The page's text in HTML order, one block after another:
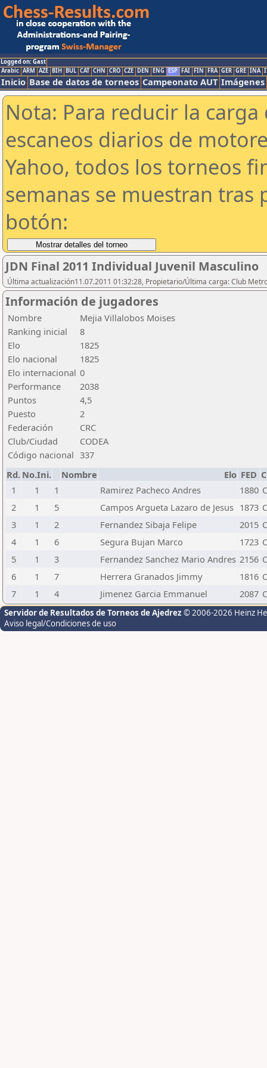
Logged on: Gast
Arabic ARM AZE BIH BUL CAT CHN CRO CZE DEN ENG ESP FAI FIN FRA GER GRE INA
Inicio Base de datos de torneos Campeonato AUT Imágenes
Nota: Para reducir la
escaneos diarios de
Yahoo, todos los torneos
semanas se muestran tras
botón:
JDN Final 2011 Individual Juvenil Masculino
Última actualización11.07.2011 01:32:28, Propietario/Última carga: Club
Información de jugadores
Nombre
Mejia Villalobos Moises
Ranking inicial
8
Elo
1825
Elo nacional
1825
Elo internacional 0
Performance
2038
Puntos
4,5
Puesto
2
Federación
CRC
Club/Ciudad
CODEA
Código nacional 337
Rd. No.Ini. Nombre Elo FED
1
1 1 Ramirez Pacheco Andres 1880
2
1 5 Campos Argueta Lazaro de Jesus 1873
3
1 2 Fernandez Sibaja Felipe 2015
4
1 6 Segura Bujan Marco 1723
5
1 3 Fernandez Sanchez Mario Andres 2156
6
1 7 Herrera Granados Jimmy 1816
7
1 4 Jimenez Garcia Emmanuel 2087
Servidor de Resultados de Torneos de Ajedrez © 2006-2026 Heinz
Aviso legal/Condiciones de uso